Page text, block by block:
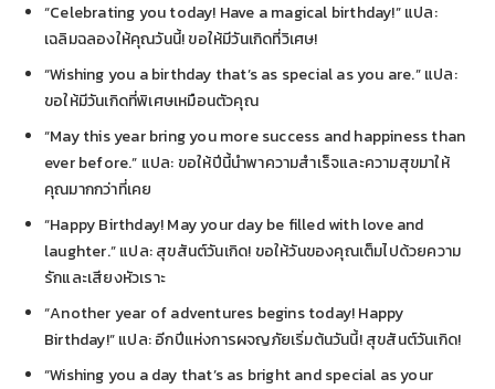
“Celebrating you today! Have a magical birthday!” แปล:
เฉลิมฉลองให้คุณวันนี้! ขอให้มีวันเกิดที่วิเศษ!
“Wishing you a birthday that’s as special as you are.” แปล:
ขอให้มีวันเกิดที่พิเศษเหมือนตัวคุณ
“May this year bring you more success and happiness than
ever before.” แปล: ขอให้ปีนี้นำพาความสำเร็จและความสุขมาให้
คุณมากกว่าที่เคย
“Happy Birthday! May your day be filled with love and
laughter.” แปล: สุขสันต์วันเกิด! ขอให้วันของคุณเต็มไปด้วยความ
รักและเสียงหัวเราะ
“Another year of adventures begins today! Happy
Birthday!” แปล: อีกปีแห่งการผจญภัยเริ่มต้นวันนี้! สุขสันต์วันเกิด!
“Wishing you a day that’s as bright and special as your